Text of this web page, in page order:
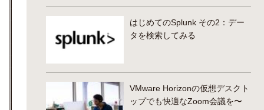
はじめてのSplunk その2：デー
タを検索してみる
VMware Horizonの仮想デスクト
ップでも快適なZoom会議を〜